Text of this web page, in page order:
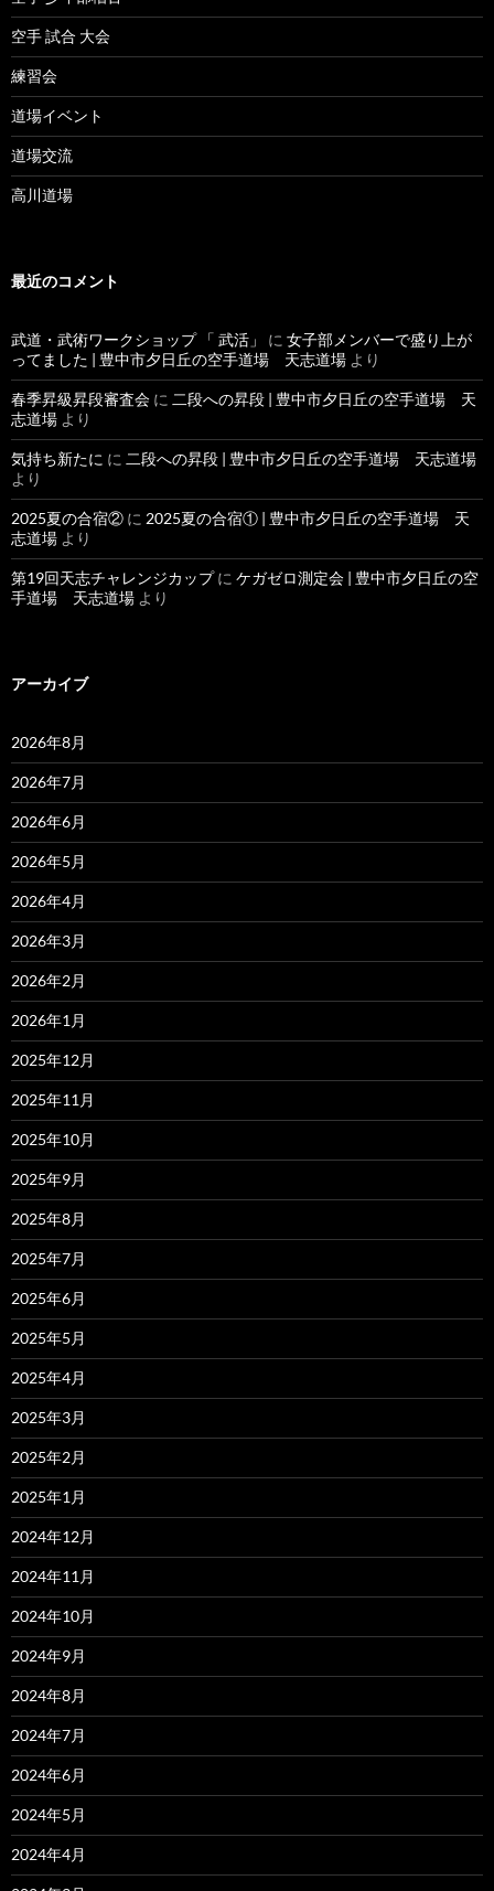
空手 試合 大会
練習会
道場イベント
道場交流
高川道場
最近のコメント
武道・武術ワークショップ 「 武活」 に 女子部メンバーで盛り上が
ってました | 豊中市夕日丘の空手道場 天志道場 より
春季昇級昇段審査会 に 二段への昇段 | 豊中市夕日丘の空手道場 天
志道場 より
気持ち新たに に 二段への昇段 | 豊中市夕日丘の空手道場 天志道場
より
2025夏の合宿② に 2025夏の合宿① | 豊中市夕日丘の空手道場 天
志道場 より
第19回天志チャレンジカップに ケガゼロ測定会 | 豊中市夕日丘の空
手道場 天志道場 より
アーカイブ
2026年8月
2026年7月
2026年6月
2026年5月
2026年4月
2026年3月
2026年2月
2026年1月
2025年12月
2025年11月
2025年10月
2025年9月
2025年8月
2025年7月
2025年6月
2025年5月
2025年4月
2025年3月
2025年2月
2025年1月
2024年12月
2024年11月
2024年10月
2024年9月
2024年8月
2024年7月
2024年6月
2024年5月
2024年4月